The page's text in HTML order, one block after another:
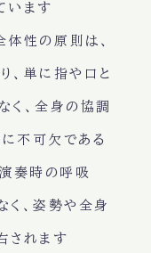
います
性の原則は、
、単に指や口と
く、全身の協調
不可欠である
奏時の呼吸
く、姿勢や全身
されます